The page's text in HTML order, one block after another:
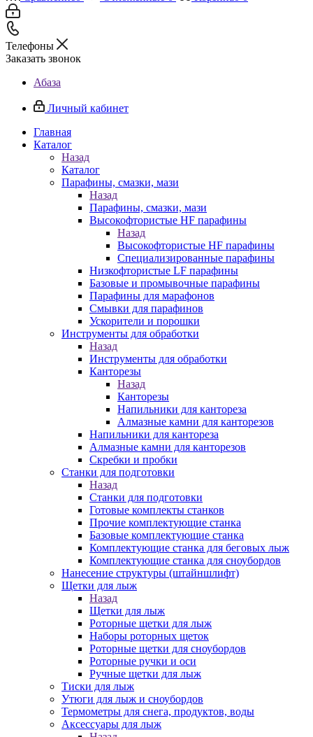
Телефоны
Заказать звонок
Абаза
Личный кабинет
Главная
Каталог
Назад
Каталог
Парафины, смазки, мази
Назад
Парафины, смазки, мази
Высокофтористые HF парафины
Назад
Высокофтористые HF парафины
Специализированные парафины
Низкофтористые LF парафины
Базовые и промывочные парафины
Парафины для марафонов
Смывки для парафинов
Ускорители и порошки
Инструменты для обработки
Назад
Инструменты для обработки
Канторезы
Назад
Канторезы
Напильники для кантореза
Алмазные камни для канторезов
Напильники для кантореза
Алмазные камни для канторезов
Скребки и пробки
Станки для подготовки
Назад
Станки для подготовки
Готовые комплекты станков
Прочие комплектующие станка
Базовые комплектующие станка
Комплектующие станка для беговых лыж
Комплектующие станка для сноубордов
Нанесение структуры (штайншлифт)
Щетки для лыж
Назад
Щетки для лыж
Роторные щетки для лыж
Наборы роторных щеток
Роторные щетки для сноубордов
Роторные ручки и оси
Ручные щетки для лыж
Тиски для лыж
Утюги для лыж и сноубордов
Термометры для снега, продуктов, воды
Аксессуары для лыж